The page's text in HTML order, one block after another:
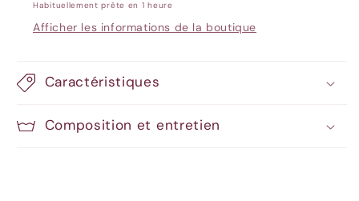
Habituellement prête en 1 heure
Afficher les informations de la boutique
Caractéristiques
Composition et entretien